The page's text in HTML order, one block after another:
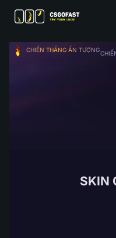
CHIẾN THẮNG ẤN TƯỢNG
SKIN